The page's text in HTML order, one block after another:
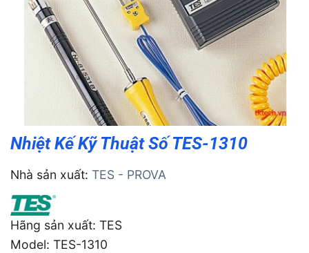
Nhiệt Kế Kỹ Thuật Số TES-1310
Nhà sản xuất: TES - PROVA
Hãng sản xuất: TES
Model: TES-1310